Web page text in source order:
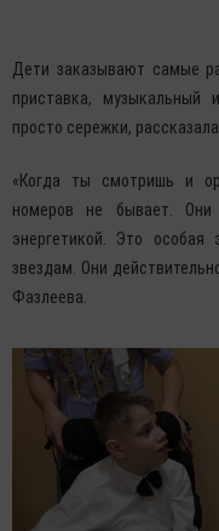
Дети заказывают самые
приставка, музыкальный
просто сережки,
«Когда ты смотришь и
номеров не бывает.
энергетикой. Это особая
звездам. Они
Фазлеева.